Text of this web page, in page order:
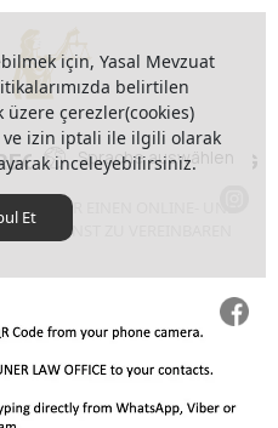
BERATUNG
FÜR EINEN ONLINE- UND
ZU VEREINBAREN
Sprache auswählen
için, Yasal Mevzuat
belirtilen
üzere çerezler(cookies)
ve izin iptali ile ilgili olarak
inceleyebilirsiniz.
Et